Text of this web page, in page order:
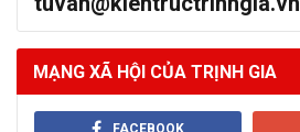
MẠNG XÃ HỘI CỦA TRỊNH GIA
FACEBOOK